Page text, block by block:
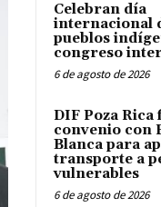
Celebran día
internacional
pueblos
congreso
6 de agosto de 2026
DIF Poza Rica
convenio con
Blanca para
transporte a
vulnerables
6 de agosto de 2026